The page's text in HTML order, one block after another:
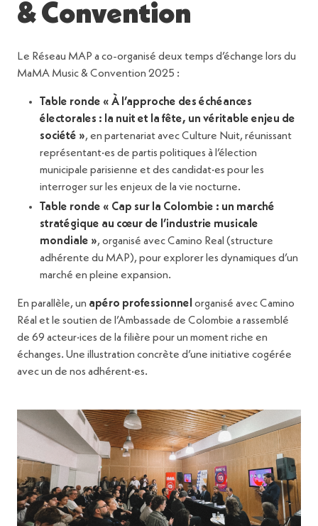
& Convention
Le Réseau MAP a co-organisé deux temps d’échange lors du
MaMA Music & Convention 2025 :
Table ronde « À l’approche des échéances
électorales : la nuit et la fête, un véritable enjeu de
société », en partenariat avec Culture Nuit, réunissant
représentant·es de partis politiques à l’élection
municipale parisienne et des candidat·es pour les
interroger sur les enjeux de la vie nocturne.
Table ronde « Cap sur la Colombie : un marché
stratégique au cœur de l’industrie musicale
mondiale », organisé avec Camino Real (structure
adhérente du MAP), pour explorer les dynamiques d’un
marché en pleine expansion.
En parallèle, un apéro professionnel organisé avec Camino
Réal et le soutien de l’Ambassade de Colombie a rassemblé
de 69 acteur·ices de la filière pour un moment riche en
échanges. Une illustration concrète d’une initiative cogérée
avec un de nos adhérent·es.